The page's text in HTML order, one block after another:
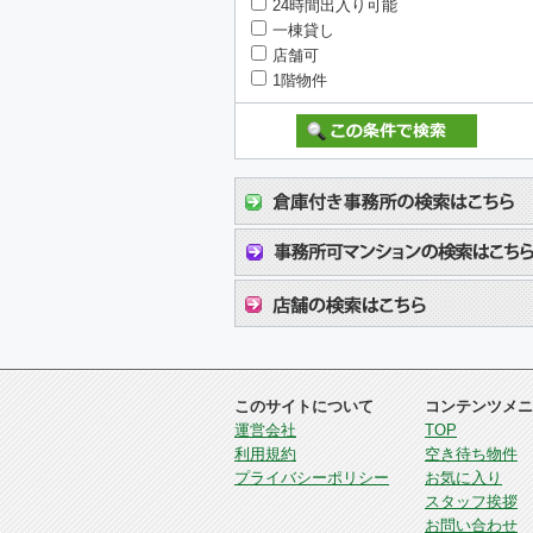
24時間出入り可能
一棟貸し
店舗可
1階物件
このサイトについて
運営会社
利用規約
プライバシーポリシー
コンテンツメ
TOP
空き待ち物件
お気に入り
スタッフ挨拶
お問い合わせ